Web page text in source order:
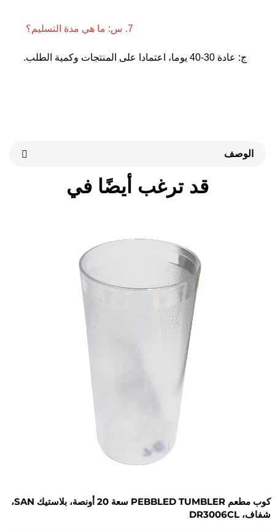
قد ترغب أيضًا في
كوب مطعم PEBBLED TUMBLER سعة 20 أونصة، بلاستيك SAN،